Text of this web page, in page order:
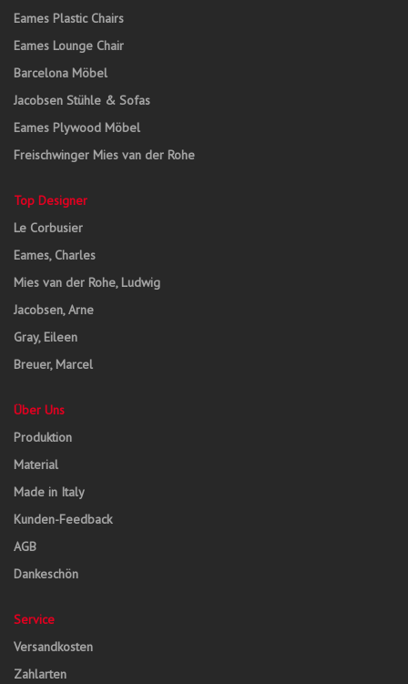
Eames Plastic Chairs
Eames Lounge Chair
Barcelona Möbel
Jacobsen Stühle & Sofas
Eames Plywood Möbel
Freischwinger Mies van der Rohe
Top Designer
Le Corbusier
Eames, Charles
Mies van der Rohe, Ludwig
Jacobsen, Arne
Gray, Eileen
Breuer, Marcel
Über Uns
Produktion
Material
Made in Italy
Kunden-Feedback
AGB
Dankeschön
Service
Versandkosten
Zahlarten